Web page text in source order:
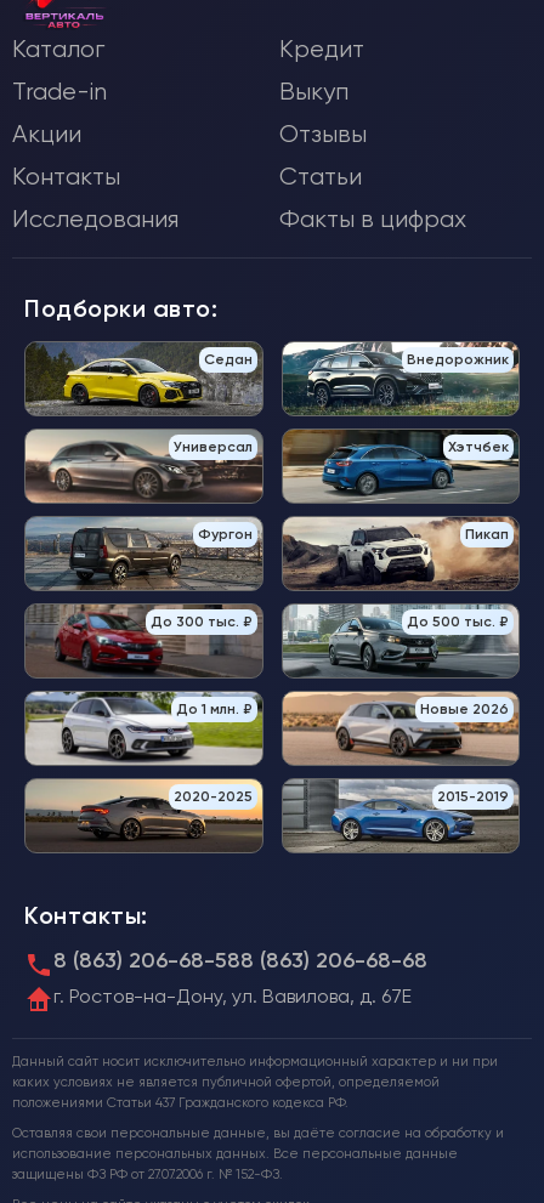
Каталог
Кредит
Trade-in
Выкуп
Акции
Отзывы
Контакты
Статьи
Исследования
Факты в цифрах
Подборки авто:
Седан Внедорожник
Универсал Хэтчбек
Фургон Пикап
До 300 тыс. ₽ До 500 тыс. ₽
До 1 млн. ₽ Новые 2026
2020-2025 2015-2019
Контакты:
8 (863) 206-68-588 (863) 206-68-68
г. Ростов-на-Дону, ул. Вавилова, д. 67Е
Данный сайт носит исключительно информационный характер и ни при
каких условиях не является публичной офертой, определяемой
положениями Статьи 437 Гражданского кодекса РФ.
Оставляя свои персональные данные, вы даёте согласие на обработку и
использование персональных данных. Все персональные данные
защищены ФЗ РФ от 27.07.2006 г. № 152-ФЗ.